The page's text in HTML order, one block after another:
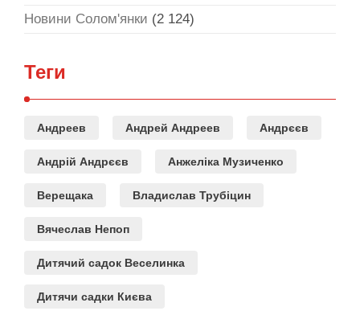
Новини Солом'янки (2 124)
Теги
Андреев Андрей Андреев Андрєєв
Андрій Андрєєв Анжеліка Музиченко
Верещака Владислав Трубіцин
Вячеслав Непоп
Дитячий садок Веселинка
Дитячи садки Києва